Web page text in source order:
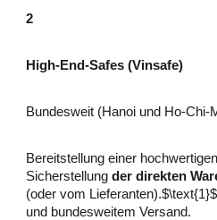
2
High-End-Safes (Vinsafe)
Bundesweit (Hanoi und Ho-Chi-
Bereitstellung einer
Sicherstellungder direkten
(oder vom
und bundesweitem Versand.